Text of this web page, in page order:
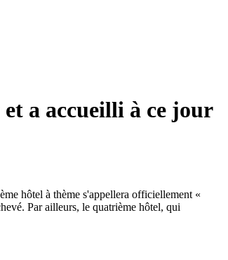
a accueilli à ce jour
hôtel à thème s'appellera officiellement «
Par ailleurs, le quatrième hôtel, qui